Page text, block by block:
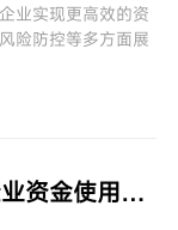
业实现更高效的资
险防控等多方面展
掌握财务资金管理要点，提升企业资金使用效率